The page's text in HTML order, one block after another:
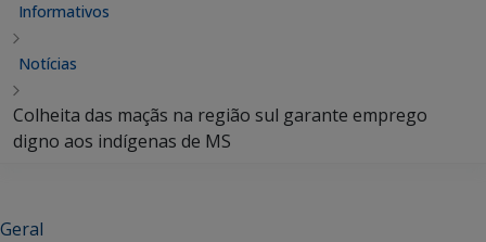
Informativos
Notícias
Colheita das maçãs na região sul garante emprego
digno aos indígenas de MS
Geral